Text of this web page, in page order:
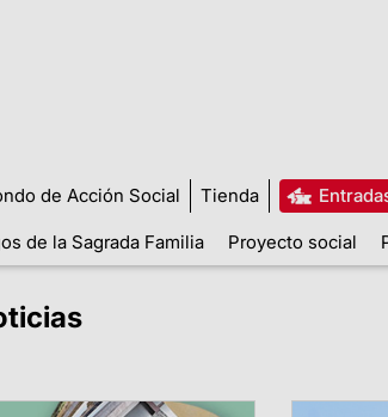
de Acción Social Tienda
de la Sagrada Familia Proyecto social